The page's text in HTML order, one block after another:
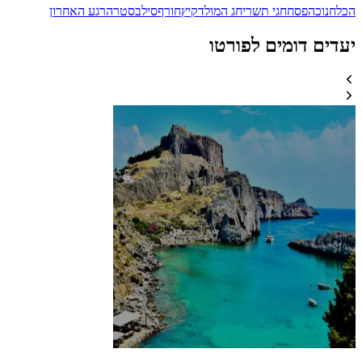
הכלחנוכהפסחחגי תשריחג המולדקיץחורףסילבסטרהרגע האחרון
יעדים דומים לפורטו